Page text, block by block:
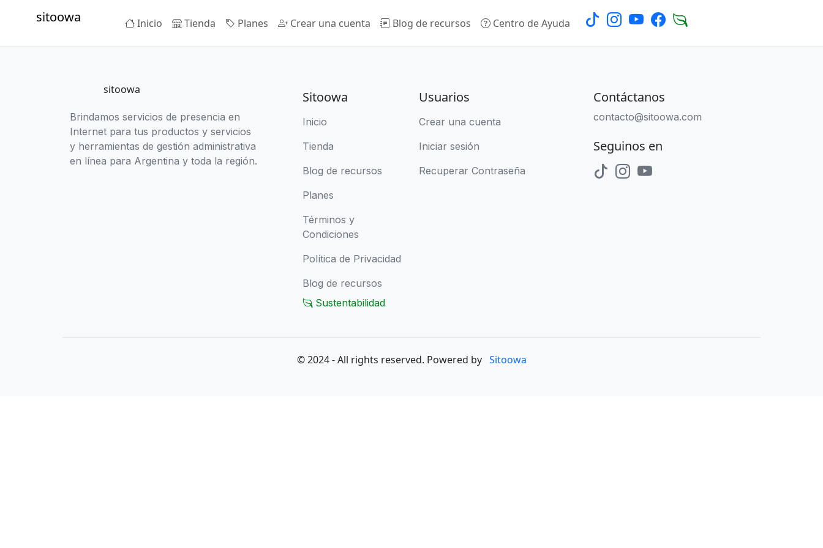
sitoowa Inicio Tienda Planes Crear una cuenta Blog de recursos Centro de Ayuda
sitoowa
Brindamos servicios de presencia en
Internet para tus productos y servicios
y herramientas de gestión administrativa
en línea para Argentina y toda la región.
Sitoowa
Inicio
Tienda
Blog de recursos
Planes
Términos y
Condiciones
Política de Privacidad
Blog de recursos
Sustentabilidad
Usuarios
Crear una cuenta
Iniciar sesión
Recuperar Contraseña
Contáctanos
contacto@sitoowa.com
Seguinos en
© 2024 - All rights reserved. Powered by Sitoowa